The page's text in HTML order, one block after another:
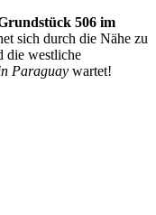
506 im
sich durch die Nähe zu
die westliche
Paraguay wartet!